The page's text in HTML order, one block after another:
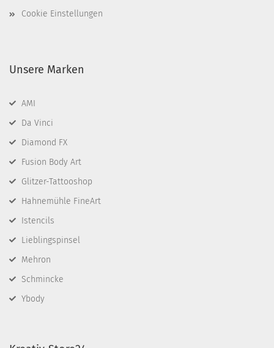
Cookie Einstellungen
Unsere Marken
AMI
Da Vinci
Diamond FX
Fusion Body Art
Glitzer-Tattooshop
Hahnemühle FineArt
Istencils
Lieblingspinsel
Mehron
Schmincke
Ybody